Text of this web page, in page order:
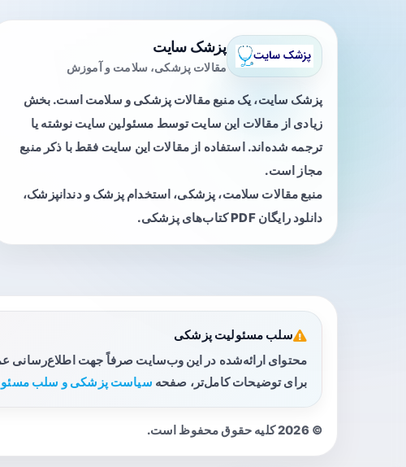
پزشک سایت
مقالات پزشکی، سلامت و آموزش
پزشک سایت، یک منبع مقالات پزشکی و سلامت است. بخش
زیادی از مقالات این سایت توسط مسئولین سایت نوشته یا
ترجمه شده‌اند. استفاده از مقالات این سایت فقط با ذکر منبع
مجاز است.
منبع مقالات سلامت، پزشکی، استخدام پزشک و دندانپزشک،
دانلود رایگان PDF کتاب‌های پزشکی.
سلب مسئولیت پزشکی
محتوای ارائه‌شده در این وب‌سایت صرفاً جهت اطلاع‌رسانی
برای توضیحات کامل‌تر، صفحه سیاست پزشکی و سلب
© 2026 کلیه حقوق محفوظ است.